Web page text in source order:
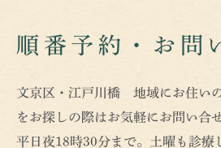
順番予約・お問
文京区・江戸川橋 地域にお住い
をお探しの際はお気軽にお問い合
平日夜18時30分まで。土曜も診療